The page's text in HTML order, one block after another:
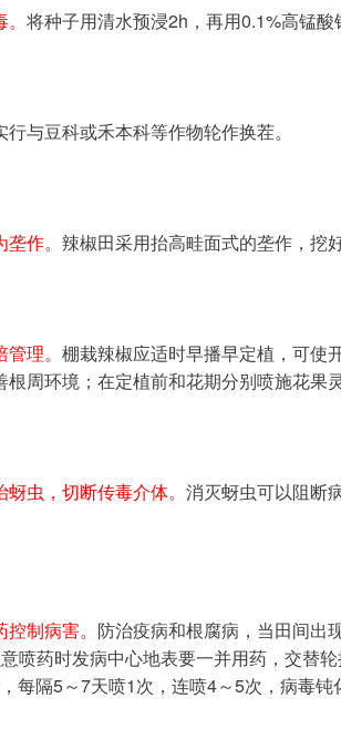
将种子用清水预浸2h，再用0.1%高锰
行与豆科或禾本科等作物轮作换茬。
作。 辣椒田采用抬高畦面式的垄作，挖
理。 棚栽辣椒应适时早播早定植，可使
周环境；在定植前和花期分别喷施花果
蚜虫，切断传毒介体。 消灭蚜虫可以阻断
控制病害。 防治疫病和根腐病，当田间出
喷药时发病中心地表要一并用药，交替
每隔5～7天喷1次，连喷4～5次，病毒钝